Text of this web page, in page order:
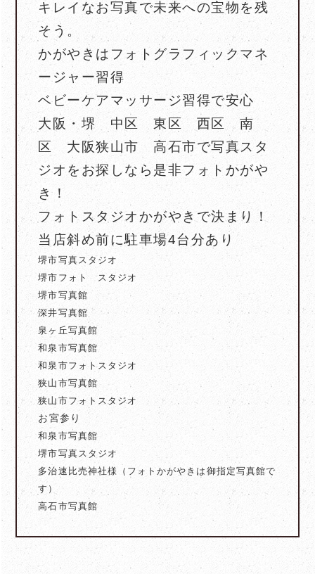
キレイなお写真で未来への宝物を残
そう。
かがやきはフォトグラフィックマネ
ージャー習得
ベビーケアマッサージ習得で安心
大阪・堺 中区 東区 西区 南
区 大阪狭山市 高石市で写真スタ
ジオをお探しなら是非フォトかがや
き！
フォトスタジオかがやきで決まり！
当店斜め前に駐車場4台分あり
堺市写真スタジオ
堺市フォト スタジオ
堺市写真館
深井写真館
泉ヶ丘写真館
和泉市写真館
和泉市フォトスタジオ
狭山市写真館
狭山市フォトスタジオ
お宮参り
和泉市写真館
堺市写真スタジオ
多治速比売神社様（フォトかがやきは御指定写真館で
す）
高石市写真館